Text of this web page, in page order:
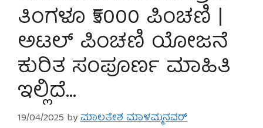
ತಿಂಗಳೂ ₹5000 ಪಿಂಚಣಿ |
ಅಟಲ್ ಪಿಂಚಣಿ ಯೋಜನೆ
ಕುರಿತ ಸಂಪೂರ್ಣ ಮಾಹಿತಿ
ಇಲ್ಲಿದೆ…
19/04/2025 byಮಾಲತೇಶ ಮಾಳಮ್ಮನವರ್